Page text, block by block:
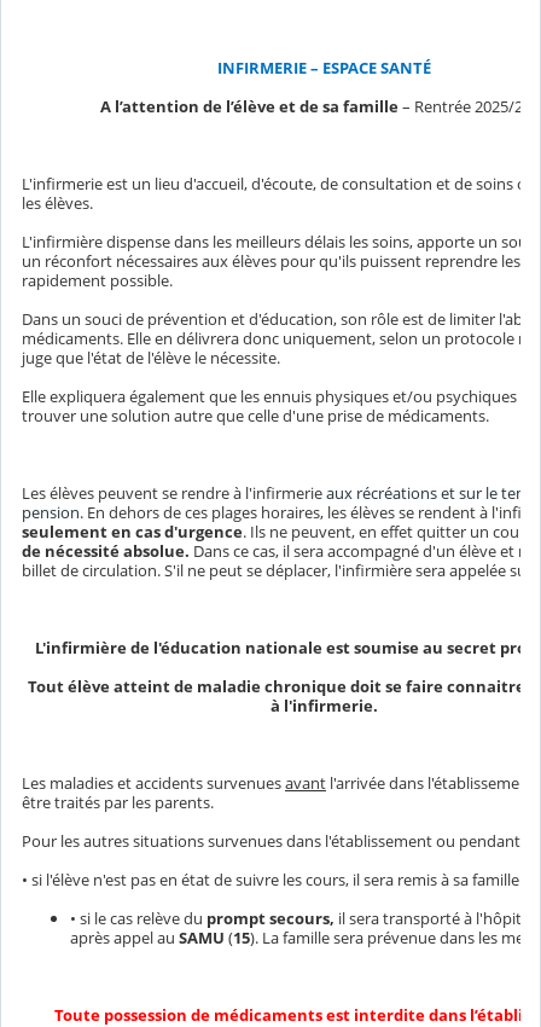
INFIRMERIE – ESPACE SANTÉ
A l’attention de l’élève et de sa famille– Rentrée 2025/
L'infirmerie est un lieu d'accueil, d'écoute, de consultation et de soins
les élèves.
L'infirmière dispense dans les meilleurs délais les soins, apporte un
un réconfort nécessaires aux élèves pour qu'ils puissent reprendre les
rapidement possible.
Dans un souci de prévention et d'éducation, son rôle est de limiter
médicaments. Elle en délivrera donc uniquement, selon un protocole
juge que l'état de l'élève le nécessite.
Elle expliquera également que les ennuis physiques et/ou psychiques
trouver une solution autre que celle d'une prise de médicaments.
Les élèves peuvent se rendre à l'infirmerieaux récréations et sur le
pension. En dehors de ces plages horaires, les élèves se rendent à
seulement en cas d'urgence. Ils ne peuvent, en effet quitter un cours
de nécessité absolue. Dans ce cas, il sera accompagné d'un élève et
billet de circulation. S'il ne peut se déplacer, l'infirmière sera appelée sur
L'infirmière de l'éducation nationale est soumise au secret
Tout élève atteint de maladie chronique doit se faire connaitre
à l'infirmerie.
Les maladies et accidents survenuesavant l'arrivée dans
être traités par les parents.
Pour les autres situations survenues dans l'établissement ou pendant
• si l'élève n'est pas en état de suivre les cours, il sera remis à sa famille
• si le cas relève du prompt secours, il sera transporté à l'hôpital
après appel au SAMU (15). La famille sera prévenue dans les
Toute possession de médicaments est interdite dans